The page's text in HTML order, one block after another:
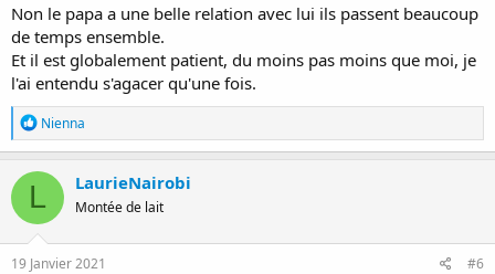
Non le papa a une belle relation avec lui ils passent beaucoup
de temps ensemble.
Et il est globalement patient, du moins pas moins que moi, je
l'ai entendu s'agacer qu'une fois.
R
é
a
c
i
o
n
s
Nienna
L LaurieNairobi
Montée de lait
19 Janvier 2021 #6